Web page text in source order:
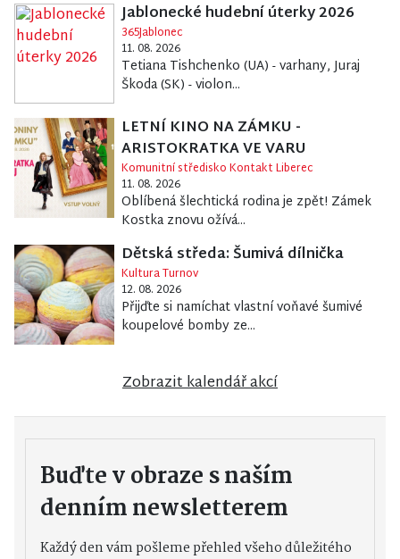
Jablonecké hudební úterky 2026
365Jablonec
11. 08. 2026
Tetiana Tishchenko (UA) - varhany, Juraj
Škoda (SK) - violon...
LETNÍ KINO NA ZÁMKU -
ARISTOKRATKA VE VARU
Komunitní středisko Kontakt Liberec
11. 08. 2026
Oblíbená šlechtická rodina je zpět! Zámek
Kostka znovu ožívá...
Dětská středa: Šumivá dílnička
Kultura Turnov
12. 08. 2026
Přijďte si namíchat vlastní voňavé šumivé
koupelové bomby ze...
Zobrazit kalendář akcí
Buďte v obraze s naším
denním newsletterem
Každý den vám pošleme přehled všeho důležitého